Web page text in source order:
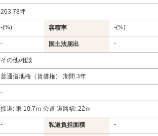
263.78坪
-(%) 容積率 -(%)
- 国土法届出 -
その他/相談
普通借地権（賃借権） 期間:3年
-
接道: 東 10.7ｍ 公道 道路幅: 22ｍ
- 私道負担面積 -